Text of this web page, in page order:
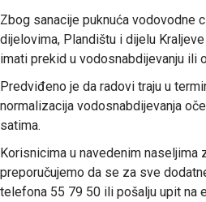
Zbog sanacije puknuća vodovodne
dijelovima, Plandištu i dijelu
imati prekid u vodosnabdijevanju ili
Predviđeno je da radovi traju u
normalizacija vodosnabdijevanja
satima.
Korisnicima u navedenim naseljima
preporučujemo da se za sve
telefona 55 79 50 ili pošalju upit na